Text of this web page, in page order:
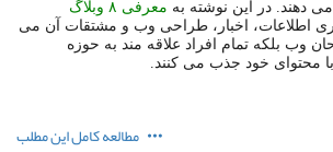
دهند. در این نوشته به
معرفی ۸ وبلاگ
اطلاعات، اخبار، طراحی وب و مشتقات آن می
وب بلکه تمام افراد علاقه مند به حوزه
با محتوای خود جذب می کنند.
مطالعه کامل این مطلب